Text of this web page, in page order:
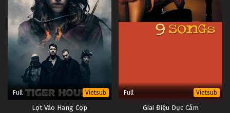
Full Vietsub
Lọt Vào Hang Cọp
Full Vietsub
Giai Điệu Dục Cảm